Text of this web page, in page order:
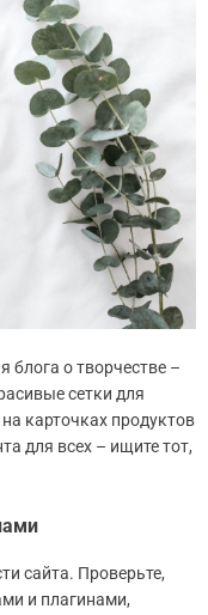
блога о творчестве –
сетки для
карточках продуктов
для всех – ищите тот,
сайта. Проверьте,
и плагинами,